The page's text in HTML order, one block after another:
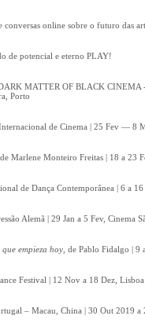
conversas online sobre o futuro das
de potencial e eterno PLAY!
MATTER OF BLACK
Porto
de Cinema | 25 Fev — 8
de Marlene Monteiro Freitas | 18 a
de Dança Contemporânea | 6 a
Alemã | 29 Jan a 5 Fev, Cinema
empieza hoy , de Pablo Fidalgo |
Festival | 12 Nov a 18 Dez, Lisboa
– Macau, China | 30 Out 2019